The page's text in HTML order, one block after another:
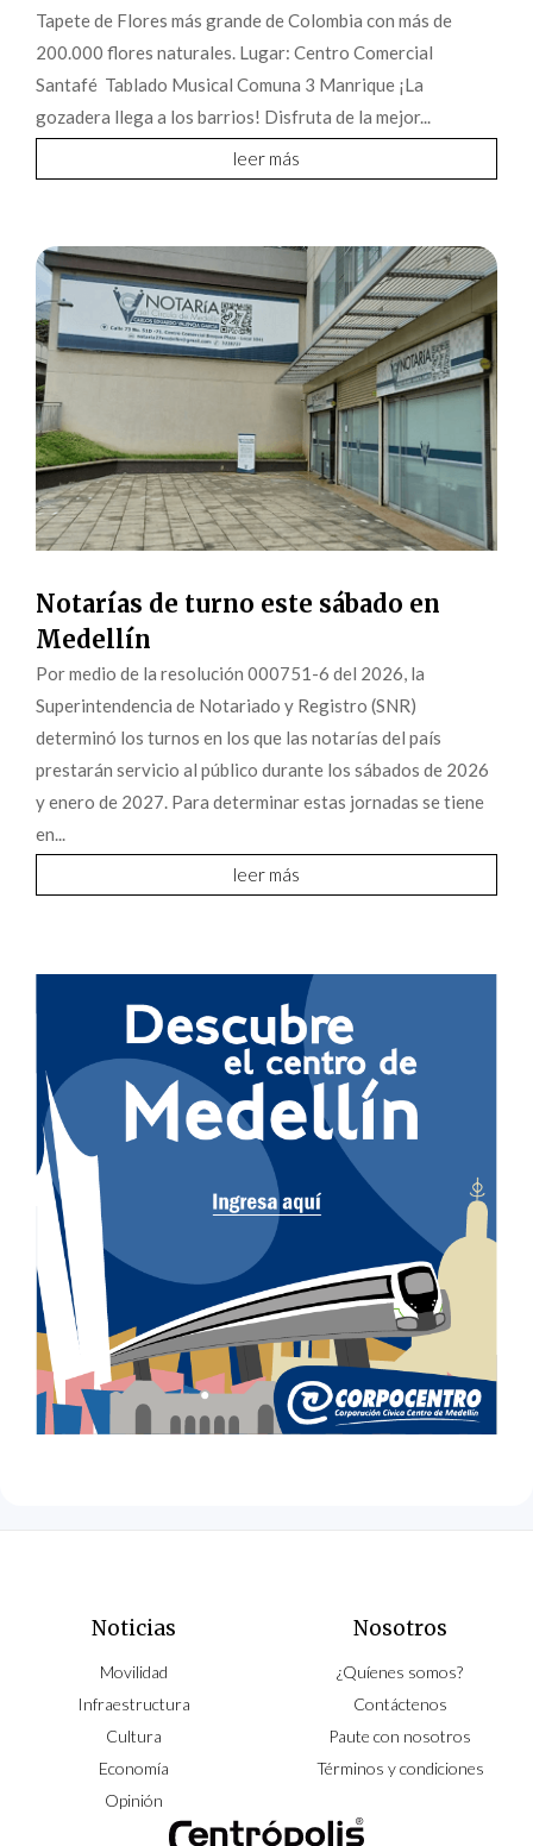
Tapete de Flores más grande de Colombia con más de
200.000 flores naturales. Lugar: Centro Comercial
Santafé Tablado Musical Comuna 3 Manrique ¡La
gozadera llega a los barrios! Disfruta de la mejor...
leer más
Notarías de turno este sábado en
Medellín
Por medio de la resolución 000751-6 del 2026, la
Superintendencia de Notariado y Registro (SNR)
determinó los turnos en los que las notarías del país
prestarán servicio al público durante los sábados de 2026
y enero de 2027. Para determinar estas jornadas se tiene
en...
leer más
Noticias
Movilidad
Infraestructura
Cultura
Economía
Opinión
Nosotros
¿Quíenes somos?
Contáctenos
Paute con nosotros
Términos y condiciones